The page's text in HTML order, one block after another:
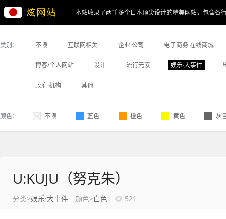
本站收录了两千多个日本顶尖设计的精美网站，包含各
类别： 不限 互联网相关 企业·公司 电子商务·在线商城
博客/个人网站 设计 流行元素 娱乐·大事件
政府·机构 其他
颜色： 不限 蓝色 橙色 黄色 灰
U:KUJU（努克朱）
分类>娱乐·大事件 颜色>白色 521